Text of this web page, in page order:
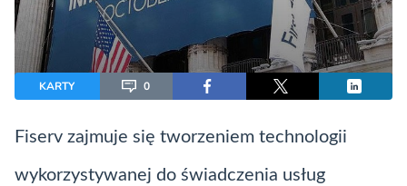
KARTY 0
Fiserv zajmuje się tworzeniem technologii
wykorzystywanej do świadczenia usług